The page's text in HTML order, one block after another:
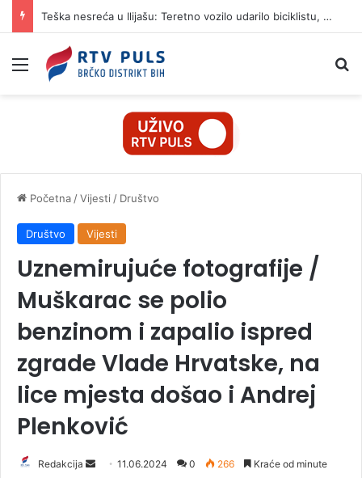
Teška nesreća u Ilijašu: Teretno vozilo udarilo biciklistu, 75-godišnjak zadržan u bolnici
Izbornik
Početna /Vijesti / Društvo
Društvo Vijesti
Uznemirujuće fotografije /
Muškarac se polio
benzinom i zapalio ispred
zgrade Vlade Hrvatske, na
lice mjesta došao i Andrej
Plenković
Redakcija 11.06.2024 0 266 Kraće od minute